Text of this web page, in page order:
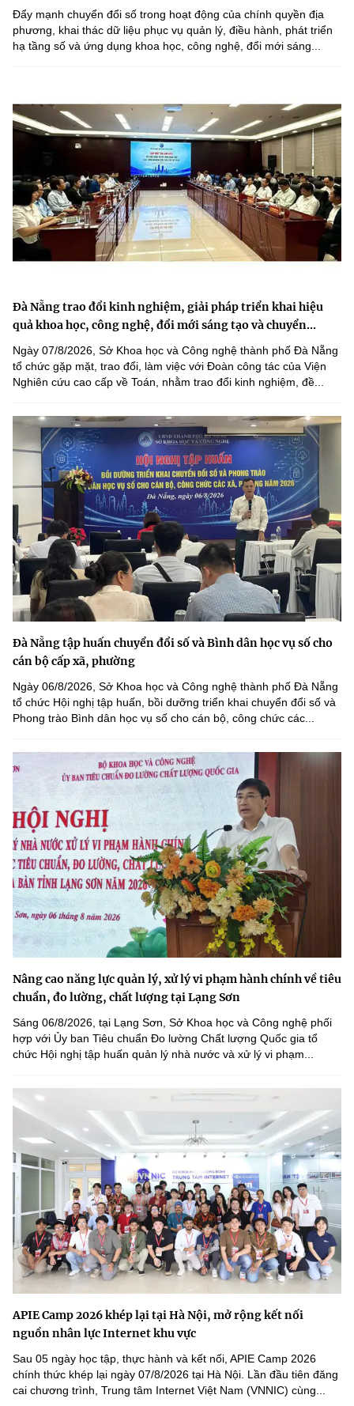
Đẩy mạnh chuyển đổi số trong hoạt động của chính quyền địa
phương, khai thác dữ liệu phục vụ quản lý, điều hành, phát triển
hạ tầng số và ứng dụng khoa học, công nghệ, đổi mới sáng...
Đà Nẵng trao đổi kinh nghiệm, giải pháp triển khai hiệu
quả khoa học, công nghệ, đổi mới sáng tạo và chuyển...
Ngày 07/8/2026, Sở Khoa học và Công nghệ thành phố Đà Nẵng
tổ chức gặp mặt, trao đổi, làm việc với Đoàn công tác của Viện
Nghiên cứu cao cấp về Toán, nhằm trao đổi kinh nghiệm, đề...
Đà Nẵng tập huấn chuyển đổi số và Bình dân học vụ số cho
cán bộ cấp xã, phường
Ngày 06/8/2026, Sở Khoa học và Công nghệ thành phố Đà Nẵng
tổ chức Hội nghị tập huấn, bồi dưỡng triển khai chuyển đổi số và
Phong trào Bình dân học vụ số cho cán bộ, công chức các...
Nâng cao năng lực quản lý, xử lý vi phạm hành chính về tiêu
chuẩn, đo lường, chất lượng tại Lạng Sơn
Sáng 06/8/2026, tại Lạng Sơn, Sở Khoa học và Công nghệ phối
hợp với Ủy ban Tiêu chuẩn Đo lường Chất lượng Quốc gia tổ
chức Hội nghị tập huấn quản lý nhà nước và xử lý vi phạm...
APIE Camp 2026 khép lại tại Hà Nội, mở rộng kết nối
nguồn nhân lực Internet khu vực
Sau 05 ngày học tập, thực hành và kết nối, APIE Camp 2026
chính thức khép lại ngày 07/8/2026 tại Hà Nội. Lần đầu tiên đăng
cai chương trình, Trung tâm Internet Việt Nam (VNNIC) cùng...